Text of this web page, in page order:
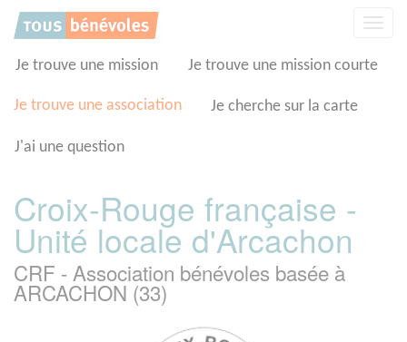
Je trouve une mission Je trouve une mission courte
Je trouve une association Je cherche sur la carte
J'ai une question
Croix-Rouge française -
Unité locale d'Arcachon
CRF - Association bénévoles basée à
ARCACHON (33)
Panneau de gestion des cookies